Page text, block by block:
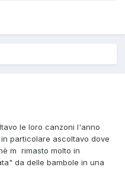
le loro canzoni l'anno
particolare ascoltavo dove
m rimasto molto in
da delle bambole in una